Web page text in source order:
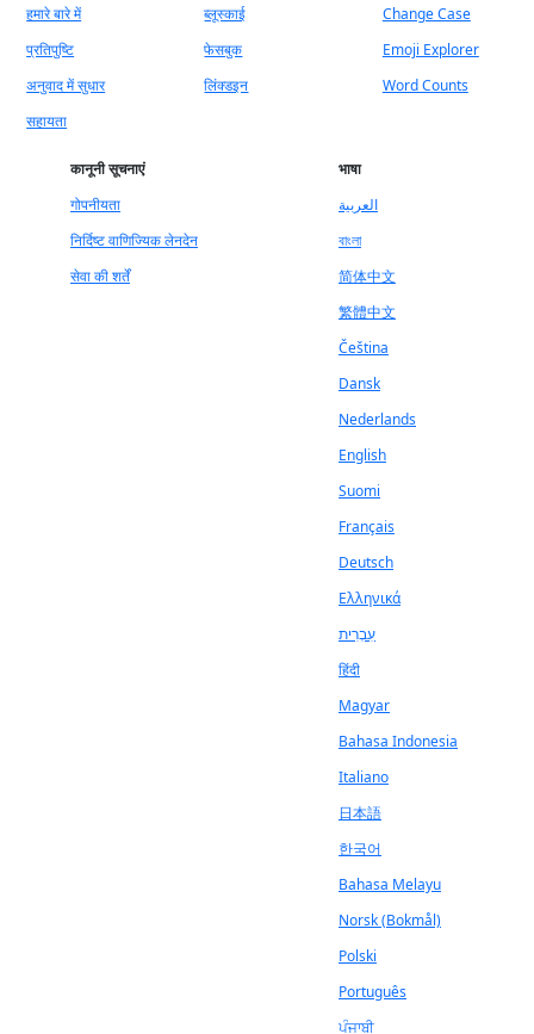
हमारे बारे में
प्रतिपुष्टि
अनुवाद में सुधार
सहायता
ब्लूस्काई
फेसबुक
लिंक्डइन
Change Case
Emoji Explorer
Word Counts
कानूनी सूचनाएं
गोपनीयता
निर्दिष्ट वाणिज्यिक लेनदेन
सेवा की शर्तें
भाषा
العربية
বাংলা
简体中文
繁體中文
Čeština
Dansk
Nederlands
English
Suomi
Français
Deutsch
Ελληνικά
עִבְרִית
हिंदी
Magyar
Bahasa Indonesia
Italiano
日本語
한국어
Bahasa Melayu
Norsk (Bokmål)
Polski
Português
ਪੰਜਾਬੀ